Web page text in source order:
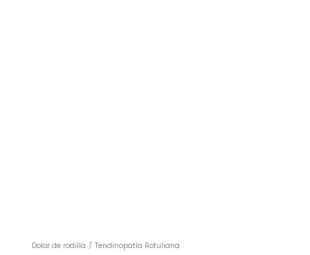
Dolor de rodilla / Tendinopatía Rotuliana